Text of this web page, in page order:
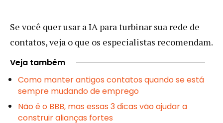
Se você quer usar a IA para turbinar sua rede de
contatos, veja o que os especialistas recomendam.
Veja também
Como manter antigos contatos quando se está
sempre mudando de emprego
Não é o BBB, mas essas 3 dicas vão ajudar a
construir alianças fortes